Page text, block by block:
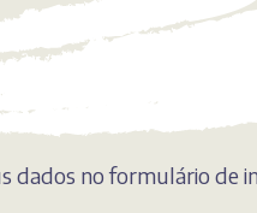
dados no formulário de